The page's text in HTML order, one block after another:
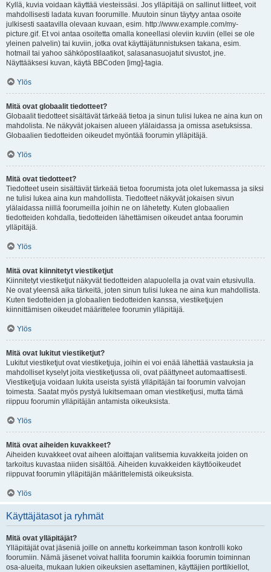
Kyllä, kuvia voidaan käyttää viesteissäsi. Jos ylläpitäjä on sallinut liitteet, voit
mahdollisesti ladata kuvan foorumille. Muutoin sinun täytyy antaa osoite
julkisesti saatavilla olevaan kuvaan, esim. http://www.example.com/my-
picture.gif. Et voi antaa osoitetta omalla koneellasi oleviin kuviin (ellei se ole
yleinen palvelin) tai kuviin, jotka ovat käyttäjätunnistuksen takana, esim.
hotmail tai yahoo sähköpostilaatikot, salasanasuojatut sivustot, jne.
Näyttääksesi kuvan, käytä BBCoden [img]-tagia.
Ylös
Mitä ovat globaalit tiedotteet?
Globaalit tiedotteet sisältävät tärkeää tietoa ja sinun tulisi lukea ne aina kun on
mahdolista. Ne näkyvät jokaisen alueen ylälaidassa ja omissa asetuksissa.
Globaalien tiedotteiden oikeudet myöntää foorumin ylläpitäjä.
Ylös
Mitä ovat tiedotteet?
Tiedotteet usein sisältävät tärkeää tietoa foorumista jota olet lukemassa ja siksi
ne tulisi lukea aina kun mahdollista. Tiedotteet näkyvät jokaisen sivun
ylälaidassa niillä foorumeilla joihin ne on lähetetty. Kuten globaalien
tiedotteiden kohdalla, tiedotteiden lähettämisen oikeudet antaa foorumin
ylläpitäjä.
Ylös
Mitä ovat kiinnitetyt viestiketjut
Kiinnitetyt viestiketjut näkyvät tiedotteiden alapuolella ja ovat vain etusivulla.
Ne ovat yleensä aika tärkeitä, joten sinun tulisi lukea ne aina kun mahdollista.
Kuten tiedotteiden ja globaalien tiedotteiden kanssa, viestiketjujen
kiinnittämisen oikeudet määrittelee foorumin ylläpitäjä.
Ylös
Mitä ovat lukitut viestiketjut?
Lukitut viestiketjut ovat viestiketjuja, joihin ei voi enää lähettää vastauksia ja
mahdolliset kyselyt joita viestiketjussa oli, ovat päättyneet automaattisesti.
Viestiketjuja voidaan lukita useista syistä ylläpitäjän tai foorumin valvojan
toimesta. Saatat myös pystyä lukitsemaan oman viestiketjusi, mutta tämä
riippuu foorumin ylläpitäjän antamista oikeuksista.
Ylös
Mitä ovat aiheiden kuvakkeet?
Aiheiden kuvakkeet ovat aiheen aloittajan valitsemia kuvakkeita joiden on
tarkoitus kuvastaa niiden sisältöä. Aiheiden kuvakkeiden käyttöoikeudet
riippuvat foorumin ylläpitäjän määrittelemistä oikeuksista.
Ylös
Käyttäjätasot ja ryhmät
Mitä ovat ylläpitäjät?
Ylläpitäjät ovat jäseniä joille on annettu korkeimman tason kontrolli koko
foorumiin. Nämä jäsenet voivat hallita foorumin kaikkia foorumin toiminnan
osa-alueita, mukaan lukien oikeuksien asettaminen, käyttäjien porttikiellot,